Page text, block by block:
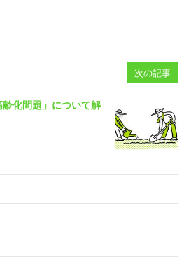
次の記事
化問題」について解